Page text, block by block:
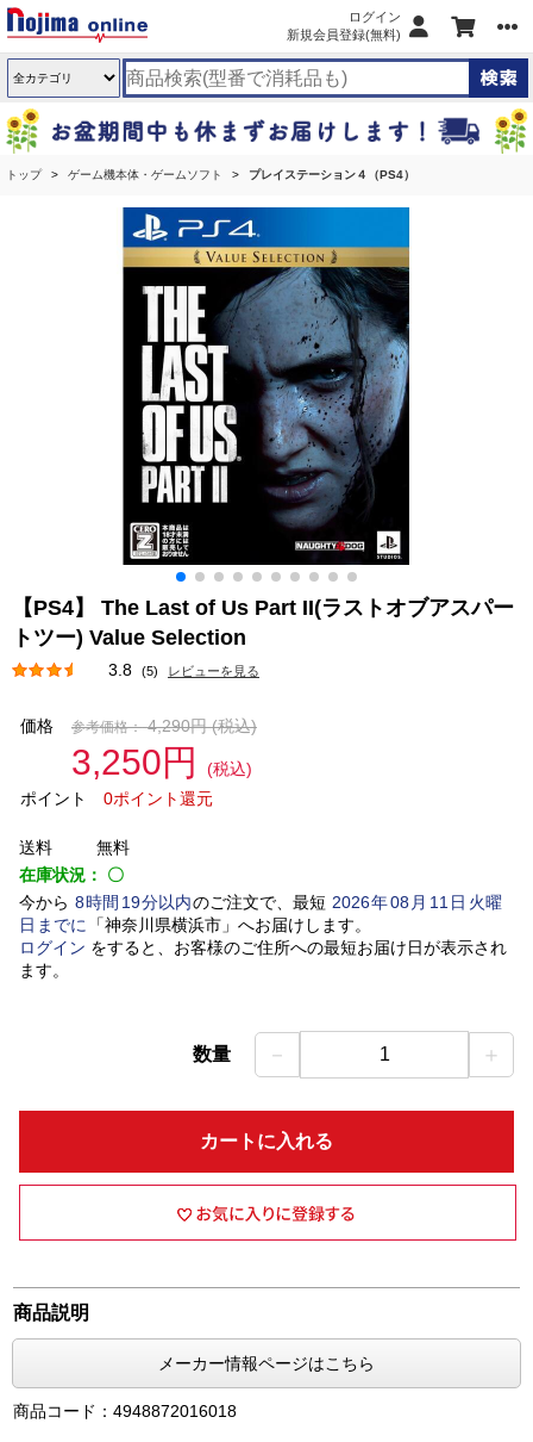
ログイン
新規会員登録(無料)
トップ ゲーム機本体・ゲームソフト プレイステーション４（PS4）
【PS4】 The Last of Us Part II(ラストオブアスパー
トツー) Value Selection
3.8 (5) レビューを見る
価格 参考価格： 4,290円(税込)
3,250円
(税込)
ポイント
0ポイント還元
送料
無料
在庫状況： 〇
今から 8時間 19分以内のご注文で、最短 2026年08 月 11 日火曜
日 までに 「神奈川県横浜市」 へお届けします。
ログイン をすると、お客様のご住所への最短お届け日が表示され
ます。
数量 － 1 ＋
カートに入れる
商品説明
メーカー情報ページはこちら
商品コード：4948872016018